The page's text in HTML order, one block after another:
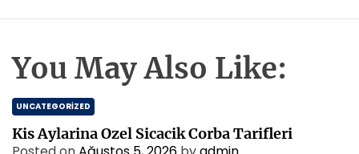
You May Also Like:
UNCATEGORIZED
Kis Aylarina Ozel Sicacik Corba Tarifleri